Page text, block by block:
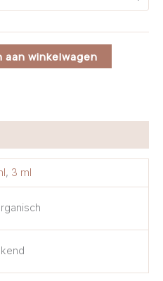
aan winkelwagen
, 3 ml